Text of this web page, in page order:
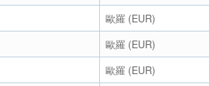
歐羅 (EUR)
歐羅 (EUR)
歐羅 (EUR)